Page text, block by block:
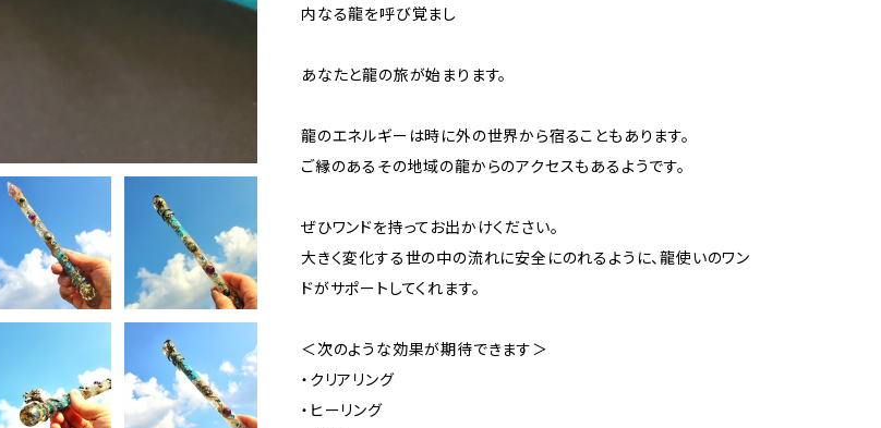
内なる龍を呼び覚まし
あなたと龍の旅が始まります。
龍のエネルギーは時に外の世界から宿ることもあります。
ご縁のあるその地域の龍からのアクセスもあるようです。
ぜひワンドを持ってお出かけください。
大きく変化する世の中の流れに安全にのれるように、龍使いのワン
ドがサポートしてくれます。
＜次のような効果が期待できます＞
・クリアリング
・ヒーリング